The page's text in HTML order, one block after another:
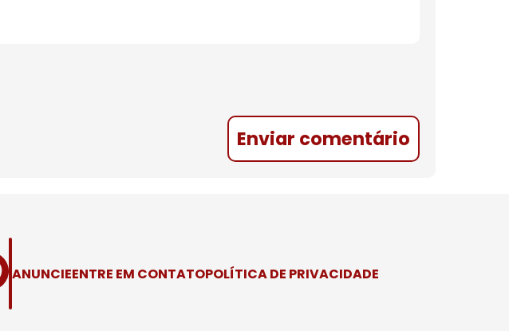
Enviar comentário
ANUNCIEENTRE EM CONTATOPOLÍTICA DE PRIVACIDADE